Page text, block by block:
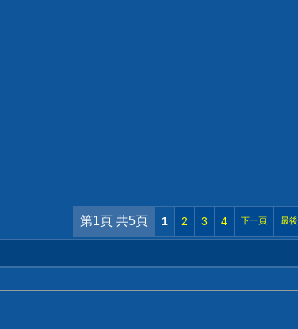
第1頁 共5頁 1 2 3 4 下一頁 最後